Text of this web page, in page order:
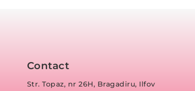
Contact
Str. Topaz, nr 26H, Bragadiru, Ilfov